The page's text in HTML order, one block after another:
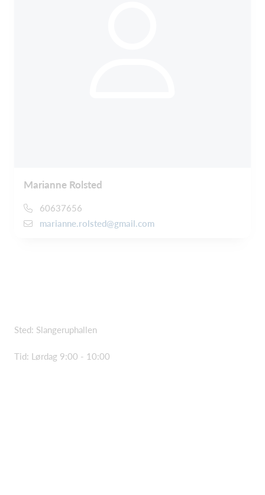
Marianne Rolsted
60637656
marianne.rolsted@gmail.com
Sted: Slangeruphallen
Tid: Lørdag 9:00 - 10:00